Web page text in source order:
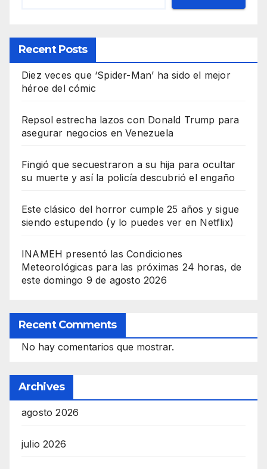
Recent Posts
Diez veces que ‘Spider-Man’ ha sido el mejor
héroe del cómic
Repsol estrecha lazos con Donald Trump para
asegurar negocios en Venezuela
Fingió que secuestraron a su hija para ocultar
su muerte y así la policía descubrió el engaño
Este clásico del horror cumple 25 años y sigue
siendo estupendo (y lo puedes ver en Netflix)
INAMEH presentó las Condiciones
Meteorológicas para las próximas 24 horas, de
este domingo 9 de agosto 2026
Recent Comments
No hay comentarios que mostrar.
Archives
agosto 2026
julio 2026